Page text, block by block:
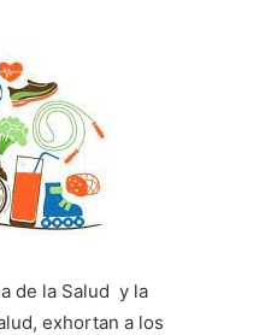
de la Salud y la
exhortan a los